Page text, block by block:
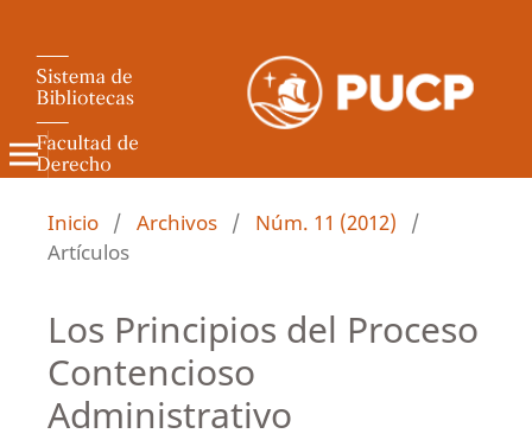
Revista de Derecho Administrativo
Inicio / Archivos / Núm. 11 (2012)
/
Artículos
Los Principios del Proceso
Contencioso
Administrativo